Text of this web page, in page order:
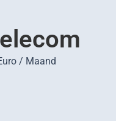
/ Maand